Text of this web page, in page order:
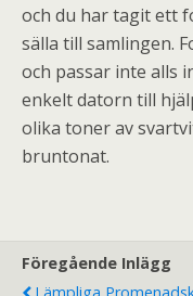
och du har tagit ett
sälla till samlingen.
och passar inte alls
enkelt datorn till
olika toner av
bruntonat.
Föregående Inlägg